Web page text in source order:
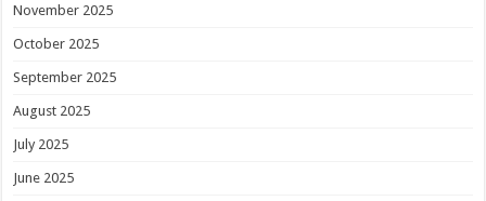
November 2025
October 2025
September 2025
August 2025
July 2025
June 2025